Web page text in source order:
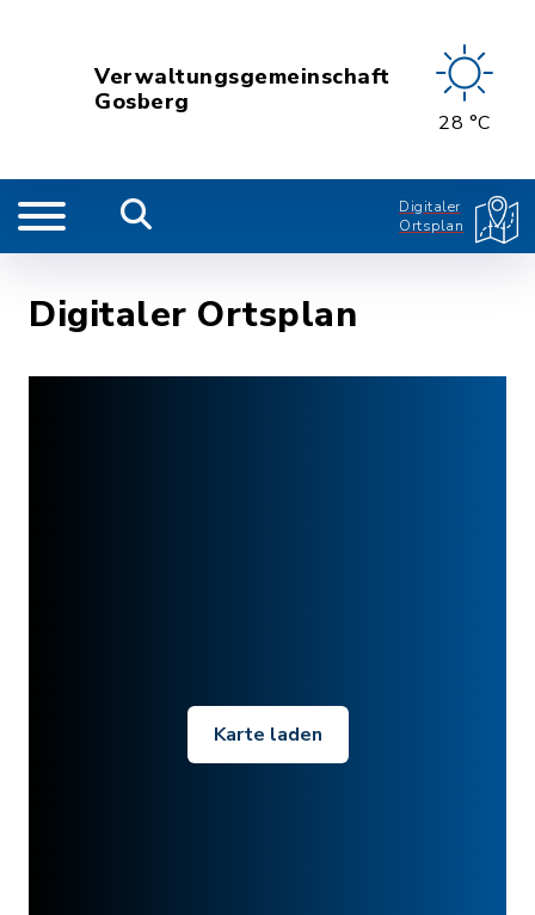
Verwaltungsgemeinschaft
Gosberg
28 °C
Digitaler
Ortsplan
Digitaler Ortsplan
Karte laden